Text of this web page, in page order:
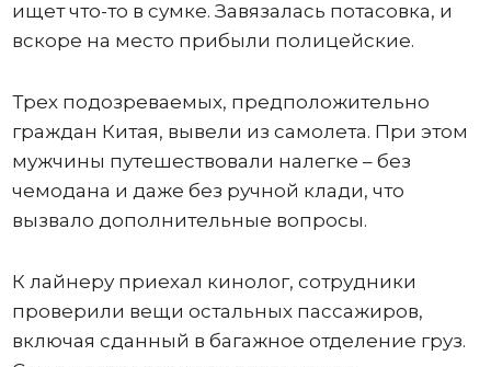
ищет что-то в сумке. Завязалась потасовка, и
вскоре на место прибыли полицейские.
Трех подозреваемых, предположительно
граждан Китая, вывели из самолета. При этом
мужчины путешествовали налегке – без
чемодана и даже без ручной клади, что
вызвало дополнительные вопросы.
К лайнеру приехал кинолог, сотрудники
проверили вещи остальных пассажиров,
включая сданный в багажное отделение груз.